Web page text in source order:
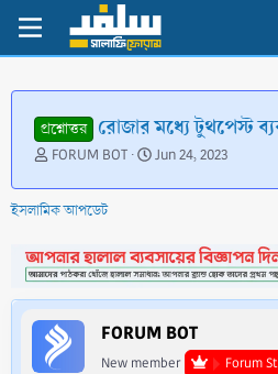
প্রশ্নোত্তর রোজার মধ্যে টুথপেস্ট
T
r
e
d
s
t
a
r
t
FORUM BOT
S
a
d
a
t
e
Jun 24, 2023
ইসলামিক আপডেট
FORUM BOT
New member Forum